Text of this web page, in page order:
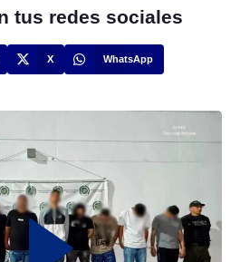
tus redes sociales
X WhatsApp